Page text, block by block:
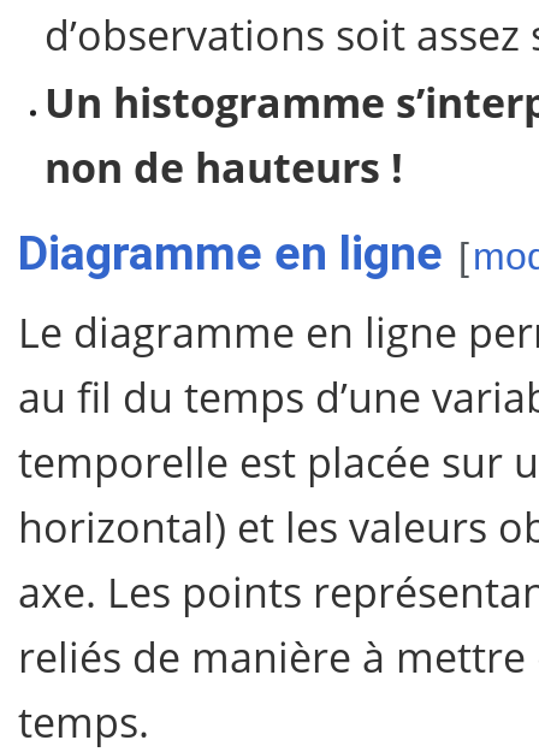
d’observations soit assez
Un histogramme
non de hauteurs !
Diagramme en ligne [
Le diagramme en ligne
au fil du temps d’une
temporelle est placée sur
horizontal) et les valeurs
axe. Les points
reliés de manière à mettre
temps.